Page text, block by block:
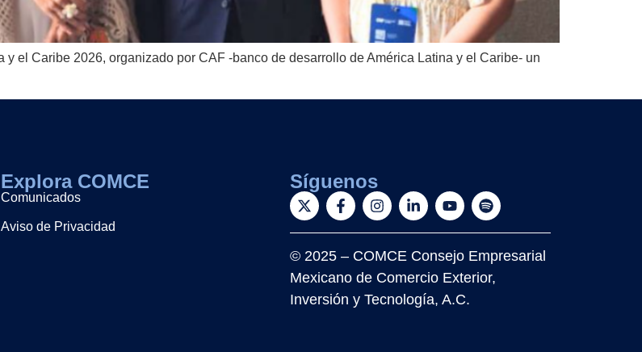
el Caribe 2026, organizado por CAF -banco de desarrollo de América Latina y el Caribe- un
Explora COMCE
Comunicados
Aviso de Privacidad
Síguenos
© 2025 – COMCE Consejo Empresarial
Mexicano de Comercio Exterior,
Inversión y Tecnología, A.C.